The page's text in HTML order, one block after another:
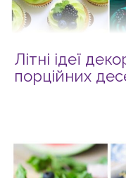
Літні ідеї
порційних